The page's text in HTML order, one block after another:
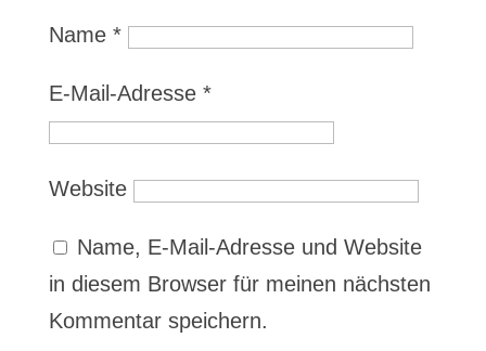
Name *
E-Mail-Adresse *
Website
Name, E-Mail-Adresse und Website
in diesem Browser für meinen nächsten
Kommentar speichern.